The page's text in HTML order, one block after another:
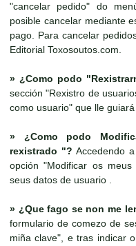
"cancelar pedido" do
posible cancelar mediante
pago. Para cancelar
Editorial Toxosoutos.com.
» ¿Como podo
sección "Rexistro de
como usuario" que lle
» ¿Como podo
rexistrado "? Accedendo
opción "Modificar os
seus datos de usuario .
» ¿Que fago se non me
formulario de comezo de
miña clave", e tras indicar